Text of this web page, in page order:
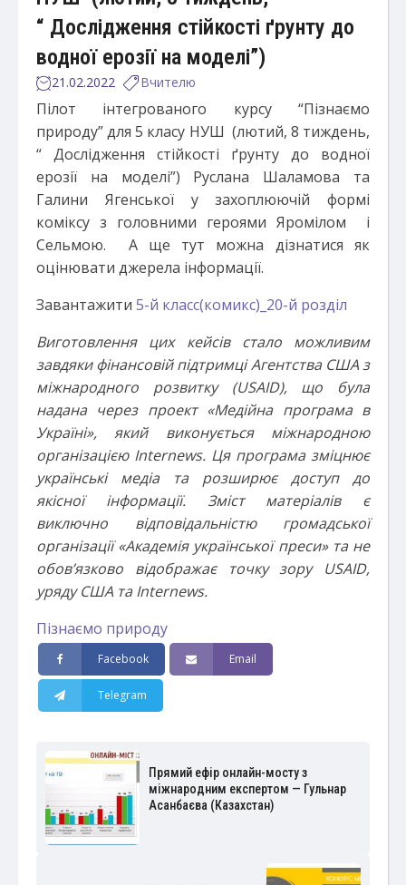
“ Дослідження стійкості ґрунту до
водної ерозії на моделі”)
21.02.2022 Вчителю
Пілот інтегрованого курсу “Пізнаємо
природу” для 5 класу НУШ (лютий, 8 тиждень,
“ Дослідження стійкості ґрунту до водної
ерозії на моделі”) Руслана Шаламова та
Галини Ягенської у захоплюючій формі
коміксу з головними героями Яромілом і
Сельмою. А ще тут можна дізнатися як
оцінювати джерела інформації.
Завантажити 5-й класс(комикс)_20-й розділ
Виготовлення цих кейсів стало можливим
завдяки фінансовій підтримці Агентства США з
міжнародного розвитку (USAID), що була
надана через проект «Медійна програма в
Україні», який виконується міжнародною
організацією Internews. Ця програма зміцнює
українські медіа та розширює доступ до
якісної інформації. Зміст матеріалів є
виключно відповідальністю громадської
організації «Академія української преси» та не
обов’язково відображає точку зору USAID,
уряду США та Internews.
Пізнаємо природу
Facebook Email
Telegram
Прямий ефір онлайн-мосту з
міжнародним експертом — Гульнар
Асанбаєва (Казахстан)